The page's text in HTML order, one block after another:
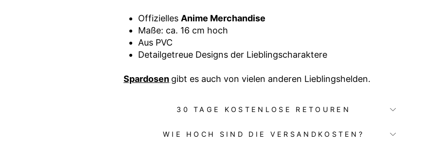
Offizielles Anime Merchandise
Maße: ca. 16 cm hoch
Aus PVC
Detailgetreue Designs der Lieblingscharaktere
Spardosen gibt es auch von vielen anderen Lieblingshelden.
30 TAGE KOSTENLOSE RETOUREN
WIE HOCH SIND DIE VERSANDKOSTEN?